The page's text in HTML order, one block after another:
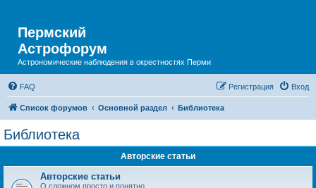
Пермский
Астрофорум
Астрономические наблюдения в окрестностях Перми
FAQ Вход
Регистрация
Список форумов Основной раздел Библиотека
Библиотека
Авторские статьи
Авторские статьи
О сложном просто и понятно